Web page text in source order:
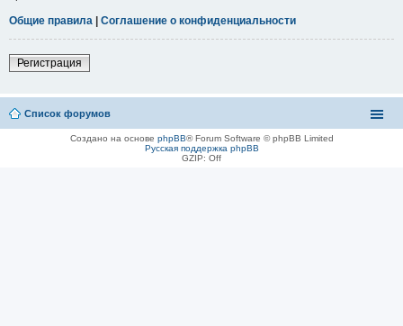
Общие правила | Соглашение о конфиденциальности
Регистрация
Список форумов
Создано на основе phpBB® Forum Software © phpBB Limited
Русская поддержка phpBB
GZIP: Off